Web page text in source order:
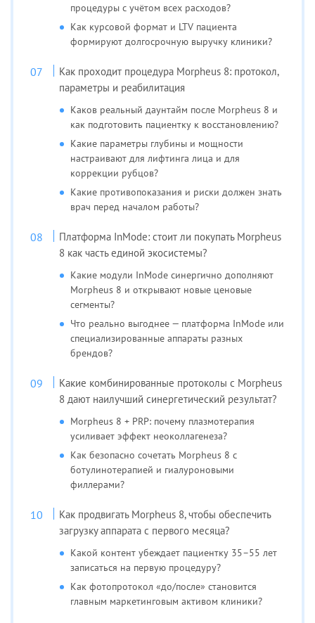
процедуры с учётом всех расходов?
Как курсовой формат и LTV пациента
формируют долгосрочную выручку клиники?
Как проходит процедура Morpheus 8: протокол,
параметры и реабилитация
Каков реальный даунтайм после Morpheus 8 и
как подготовить пациентку к восстановлению?
Какие параметры глубины и мощности
настраивают для лифтинга лица и для
коррекции рубцов?
Какие противопоказания и риски должен знать
врач перед началом работы?
Платформа InMode: стоит ли покупать Morpheus
8 как часть единой экосистемы?
Какие модули InMode синергично дополняют
Morpheus 8 и открывают новые ценовые
сегменты?
Что реально выгоднее — платформа InMode или
специализированные аппараты разных
брендов?
Какие комбинированные протоколы с Morpheus
8 дают наилучший синергетический результат?
Morpheus 8 + PRP: почему плазмотерапия
усиливает эффект неоколлагенеза?
Как безопасно сочетать Morpheus 8 с
ботулинотерапией и гиалуроновыми
филлерами?
Как продвигать Morpheus 8, чтобы обеспечить
загрузку аппарата с первого месяца?
Какой контент убеждает пациентку 35–55 лет
записаться на первую процедуру?
Как фотопротокол «до/после» становится
главным маркетинговым активом клиники?